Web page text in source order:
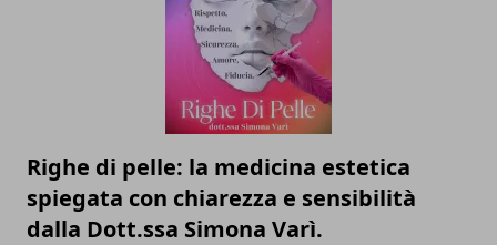
Righe di pelle: la medicina estetica
spiegata con chiarezza e sensibilità
dalla Dott.ssa Simona Varì.